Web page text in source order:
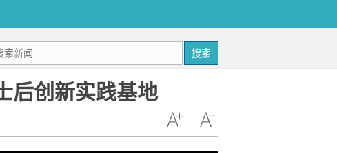
搜索
后创新实践基地